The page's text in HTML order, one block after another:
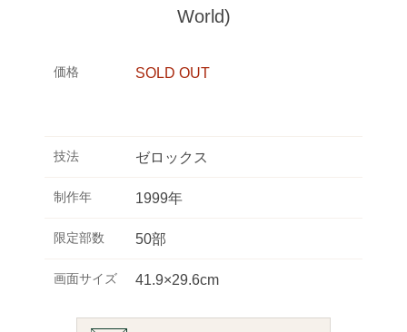
World)
価格 SOLD OUT
技法 ゼロックス
制作年 1999年
限定部数 50部
画面サイズ 41.9×29.6cm